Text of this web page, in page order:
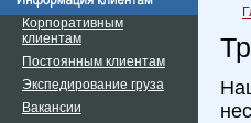
Корпоративным
клиентам
Постоянным клиентам
Экспедирование груза
Вакансии